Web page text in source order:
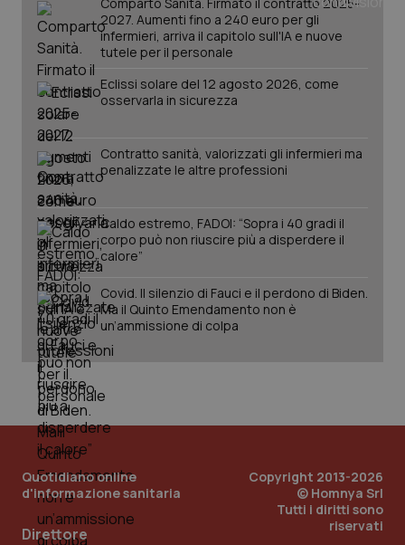
Salute orale & impianti
Sangue & coagulazione
Tiroide
Tumore al seno
Tumore ovarico
Tumori del Polmone & Testa Collo
Tumori gastrointestinali
Ulcera & Reflusso
Vaccini
2027. Aumenti fino a 240 euro per gli
infermieri, arriva il capitolo sull'IA e nuove
tutele per il personale
Eclissi solare del 12 agosto 2026, come
osservarla in sicurezza
Contratto sanità, valorizzati gli infermieri ma
penalizzate le altre professioni
Caldo estremo, FADOI: “Sopra i 40 gradi il
corpo può non riuscire più a disperdere il
calore”
Covid. Il silenzio di Fauci e il perdono di Biden.
Ma il Quinto Emendamento non è
un’ammissione di colpa
Quotidiano online
d'informazione sanitaria
Direttore
Copyright 2013-2026
© Homnya Srl
Tutti i diritti sono
riservati
CookieScriptConsent
CookieScript
tracking-sites-ironfish-
tracking-enable
2
session-id
www.quotidianosanita.it
2